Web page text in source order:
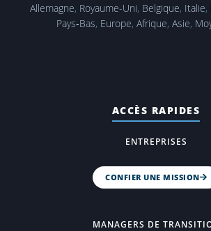
Allemagne, Royaume-Uni, Belgique, Italie,
Pays‑Bas, Europe, Afrique, Asie,
ACCÈS RAPIDES
ENTREPRISES
CONFIER UNE MISSION
MANAGERS DE